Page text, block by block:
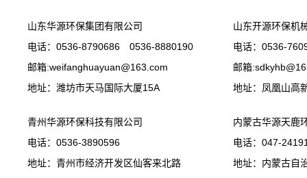
山东华源环保集团有限公司
电话：0536-8790686 0536-8880190
邮箱:weifanghuayuan@163.com
地址：潍坊市天马国际大厦15A
山东开源环保机
电话：0536-
邮箱
地址：凤凰山高
青州华源环保科技有限公司
电话：0536-3890596
地址：青州市经济开发区仙客来北路
内蒙古华源天鹿
电话：047-
地址：内蒙古自